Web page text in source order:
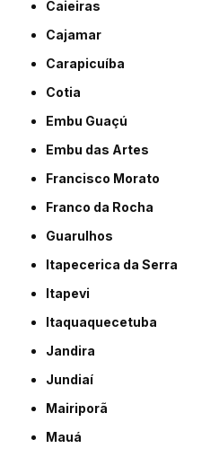
Caieiras
Cajamar
Carapicuíba
Cotia
Embu Guaçú
Embu das Artes
Francisco Morato
Franco da Rocha
Guarulhos
Itapecerica da Serra
Itapevi
Itaquaquecetuba
Jandira
Jundiaí
Mairiporã
Mauá